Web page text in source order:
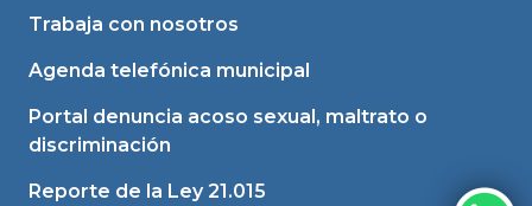
Trabaja con nosotros
Agenda telefónica municipal
Portal denuncia acoso sexual, maltrato o
discriminación
Reporte de la Ley 21.015